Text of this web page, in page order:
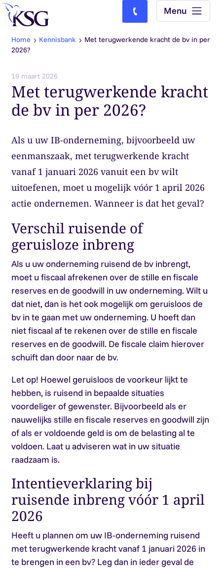
Skip to content
Bel ons: (0)77-4740000
Menu
Home Kennisbank
Met terugwerkende kracht de bv in per
2026?
19 maart 2026
Met terugwerkende kracht
de bv in per 2026?
Als u uw IB-onderneming, bijvoorbeeld uw
eenmanszaak, met terugwerkende kracht
vanaf 1 januari 2026 vanuit een bv wilt
uitoefenen, moet u mogelijk vóór 1 april 2026
actie ondernemen. Wanneer is dat het geval?
Verschil ruisende of
geruisloze inbreng
Als u uw onderneming ruisend de bv inbrengt,
moet u fiscaal afrekenen over de stille en fiscale
reserves en de goodwill in uw onderneming. Wilt u
dat niet, dan is het ook mogelijk om geruisloos de
bv in te gaan met uw onderneming. U hoeft dan
niet fiscaal af te rekenen over de stille en fiscale
reserves en de goodwill. De fiscale claim hierover
schuift dan door naar de bv.
Let op! Hoewel geruisloos de voorkeur lijkt te
hebben, is ruisend in bepaalde situaties
voordeliger of gewenster. Bijvoorbeeld als er
nauwelijks stille en fiscale reserves en goodwill zijn
of als er voldoende geld is om de belasting al te
voldoen. Laat u adviseren wat in uw situatie
raadzaam is.
Intentieverklaring bij
ruisende inbreng vóór 1 april
2026
Heeft u plannen om uw IB-onderneming ruisend
met terugwerkende kracht vanaf 1 januari 2026 in
te brengen in een bv? Leg dan in ieder geval de